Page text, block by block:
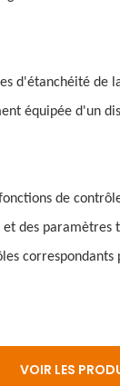
d'étanchéité de
équipée d'un
de
des paramètres
correspondants
VOIR LES